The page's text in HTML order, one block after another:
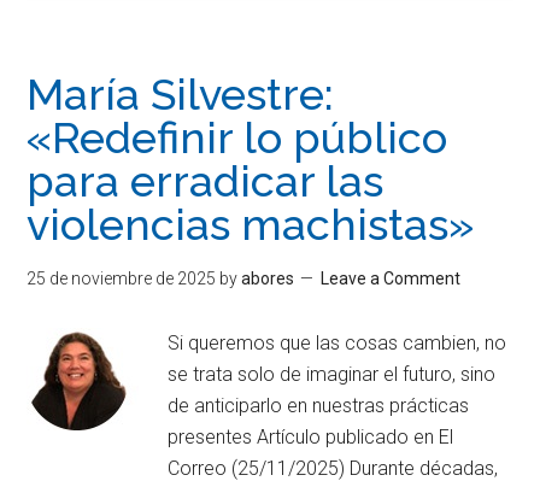
María Silvestre:
«Redefinir lo público
para erradicar las
violencias machistas»
25 de noviembre de 2025 byabores Leave a Comment
Si queremos que las cosas cambien, no
se trata solo de imaginar el futuro, sino
de anticiparlo en nuestras prácticas
presentes Artículo publicado en El
Correo (25/11/2025) Durante décadas,